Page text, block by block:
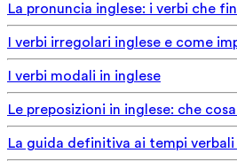
La pronuncia inglese: i verbi che
I verbi irregolari inglese e come
I verbi modali in inglese
Le preposizioni in inglese: che
La guida definitiva ai tempi verbali